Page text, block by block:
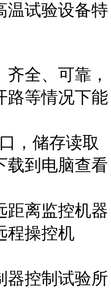
温试验设备特
全、可靠，
路等情况下能
，储存读取
载到电脑查看
距离监控机器
程操控机
器控制试验所